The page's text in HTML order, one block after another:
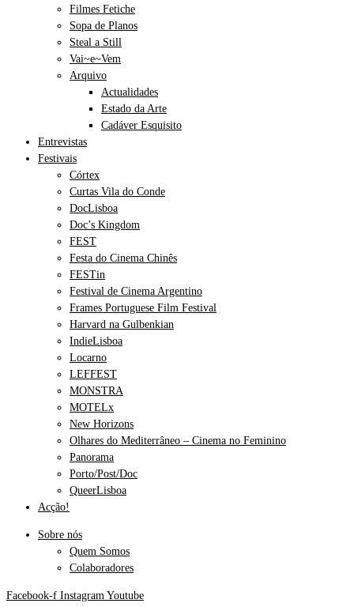
Filmes Fetiche
Sopa de Planos
Steal a Still
Vai~e~Vem
Arquivo
Actualidades
Estado da Arte
Cadáver Esquisito
Entrevistas
Festivais
Córtex
Curtas Vila do Conde
DocLisboa
Doc’s Kingdom
FEST
Festa do Cinema Chinês
FESTin
Festival de Cinema Argentino
Frames Portuguese Film Festival
Harvard na Gulbenkian
IndieLisboa
Locarno
LEFFEST
MONSTRA
MOTELx
New Horizons
Olhares do Mediterrâneo – Cinema no Feminino
Panorama
Porto/Post/Doc
QueerLisboa
Acção!
Sobre nós
Quem Somos
Colaboradores
Facebook-f Instagram Youtube